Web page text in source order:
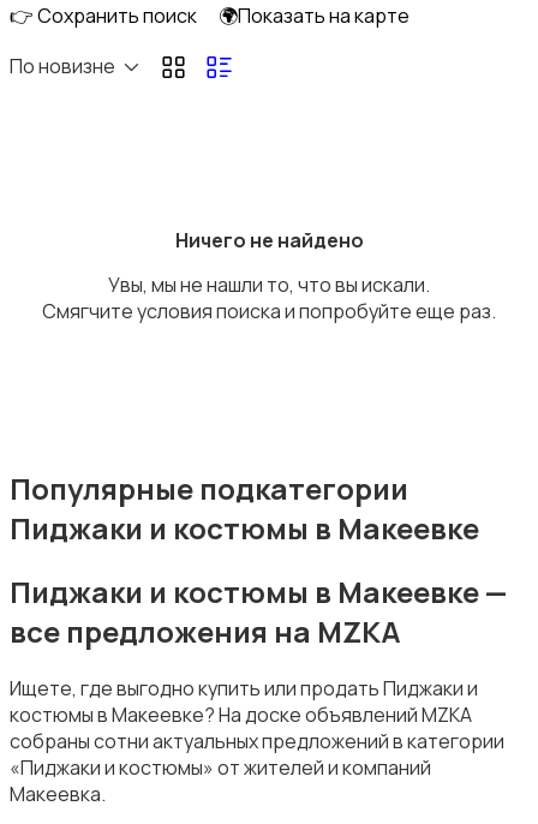
Домашняя одежда
Пиджаки и костюмы
👉 Сохранить поиск
🌍Показать на карте
По новизне
Ничего не найдено
Увы, мы не нашли то, что вы искали.
Смягчите условия поиска и попробуйте еще раз.
Популярные подкатегории
Пиджаки и костюмы в Макеевке
Пиджаки и костюмы в Макеевке —
все предложения на MZKA
Ищете, где выгодно купить или продать Пиджаки и
костюмы в Макеевке? На доске объявлений MZKA
собраны сотни актуальных предложений в категории
«Пиджаки и костюмы» от жителей и компаний
Макеевка.